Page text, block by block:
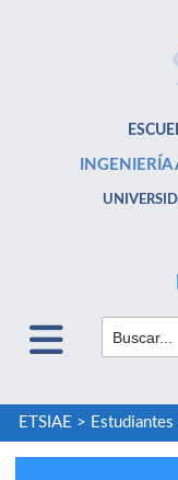
ETSIAE > Estudiantes